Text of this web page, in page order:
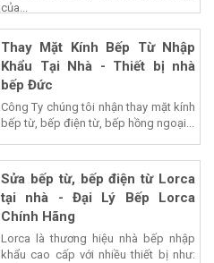
của...
Thay Mặt Kính Bếp Từ Nhập
Khẩu Tại Nhà - Thiết bị nhà
bếp Đức
Công Ty chúng tôi nhận thay mặt kính
bếp từ, bếp điện từ, bếp hồng ngoại...
Sửa bếp từ, bếp điện từ Lorca
tại nhà - Đại Lý Bếp Lorca
Chính Hãng
Lorca là thương hiệu nhà bếp nhập
khẩu cao cấp với nhiều thiết bị như: